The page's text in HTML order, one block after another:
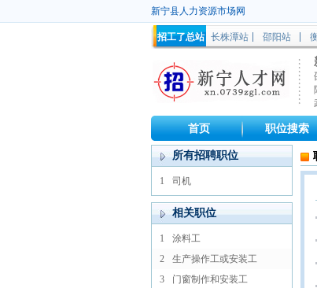
新宁县人力资源市场网
招工了总站 长株潭站 邵阳站
首页 职位搜索
所有招聘职位
1 司机
相关职位
1
涂料工
2
生产操作工或安装工
3
门窗制作和安装工